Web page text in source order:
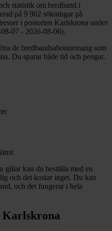
statistik om bredband i
på 9 902 sökningar på
i postorten Karlskrona under
07 - 2026-08-06).
de bredbandsabonnemang som
Du sparar både tid och pengar.
gillar kan du beställa med en
och det kostar inget. Du kan
och det fungerar i hela
Karlskrona